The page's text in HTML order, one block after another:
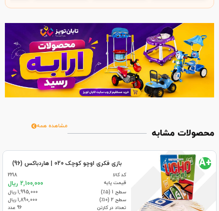
محصولات مشابه
مشاهده همه
بازی فکری اوچو کوچک 020 | هاردباکس (96)
کد کالا
2218
قیمت پایه
2,100,000 ریال
سطح 1 (۵٪)
1,995,000 ریال
سطح 2 (۱۰٪)
1,890,000 ریال
تعداد در کارتن
96 عدد
+A